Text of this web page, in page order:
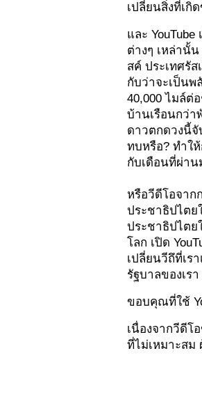
เปลี่ยนสิ่งที่เกิ
และ
ต่างๆ เหล่านั้
สค์ ประเทศรั
กับว่าจะเป็นพ
40,000 ไมล์ต่
บ้านเรือนกว่า
ดาวตกดวงนี้จั
ทบหรือ? ทำให้
กับเดือนที่ผ่าน
หรือวีดีโอจาก
ประชาธิปไตย
ประชาธิปไตย
โลก เปิด
เปลี่ยนวีถึที่เร
รัฐบาลของเร
ขอบคุณที่ใช้
เนื่องจากวีดีโ
ที่ไม่เหมาะส